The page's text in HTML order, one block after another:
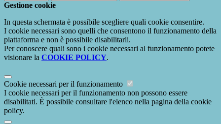
Gestione cookie
In questa schermata è possibile scegliere quali cookie consentire.
I cookie necessari sono quelli che consentono il funzionamento della
piattaforma e non è possibile disabilitarli.
Per conoscere quali sono i cookie necessari al funzionamento potete
visionare la COOKIE POLICY.
Cookie necessari per il funzionamento
I cookie necessari per il funzionamento non possono essere
disabilitati. È possibile consultare l'elenco nella pagina della cookie
policy.